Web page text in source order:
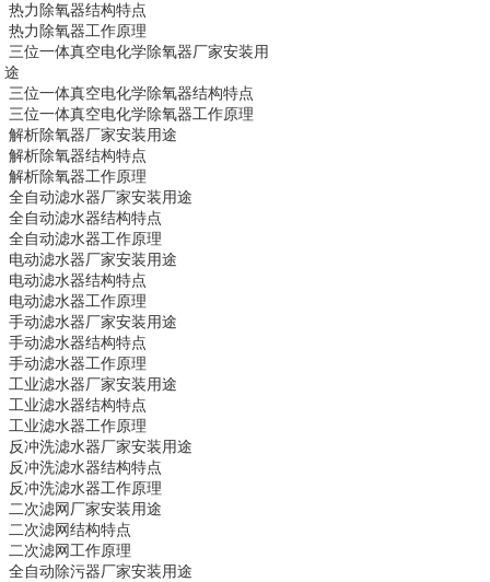
热力除氧器结构特点
热力除氧器工作原理
三位一体真空电化学除氧器厂家安装用
途
三位一体真空电化学除氧器结构特点
三位一体真空电化学除氧器工作原理
解析除氧器厂家安装用途
解析除氧器结构特点
解析除氧器工作原理
全自动滤水器厂家安装用途
全自动滤水器结构特点
全自动滤水器工作原理
电动滤水器厂家安装用途
电动滤水器结构特点
电动滤水器工作原理
手动滤水器厂家安装用途
手动滤水器结构特点
手动滤水器工作原理
工业滤水器厂家安装用途
工业滤水器结构特点
工业滤水器工作原理
反冲洗滤水器厂家安装用途
反冲洗滤水器结构特点
反冲洗滤水器工作原理
二次滤网厂家安装用途
二次滤网结构特点
二次滤网工作原理
全自动除污器厂家安装用途